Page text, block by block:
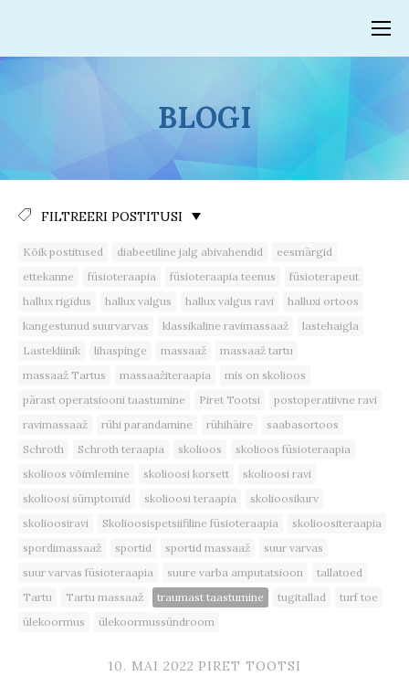
BLOGI
FILTREERI POSTITUSI
Kõik postitused diabeetiline jalg abivahendid
eesmärgid
ettekanne
füsioteraapia füsioteraapia teenus
füsioterapeut
hallux rigidus
hallux valgus hallux valgus ravi
halluxi ortoos
kangestunud suurvarvas
klassikaline ravimassaaž
lastehaigla
Lastekliinik
lihaspinge massaaž
massaaž tartu
massaaž Tartus
massaažiteraapia
mis on skolioos
pärast operatsiooni taastumine
Piret Tootsi
postoperatiivne ravi
ravimassaaž
rühi parandamine rühihäire
saabasortoos
Schroth
Schroth teraapia skolioos
skolioos füsioteraapia
skolioos võimlemine
skolioosi korsett
skolioosi ravi
skolioosi sümptomid
skolioosi teraapia
skolioosikurv
skolioosiravi
Skolioosispetsiifiline füsioteraapia
skolioositeraapia
spordimassaaž
sportid sportid massaaž
suur varvas
suur varvas füsioteraapia
suure varba amputatsioon
tallatoed
Tartu
Tartu massaaž traumast taastumine tugitallad
turf toe
ülekoormus
ülekoormussündroom
10. MAI 2022 PIRET TOOTSI